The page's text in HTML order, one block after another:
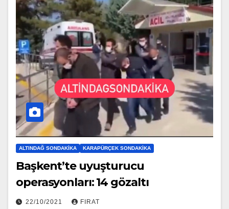
ALTINDAĞ SONDAKIKA KARAPÜRÇEK SONDAKIKA
Başkent’te uyuşturucu
operasyonları: 14 gözaltı
22/10/2021 FIRAT